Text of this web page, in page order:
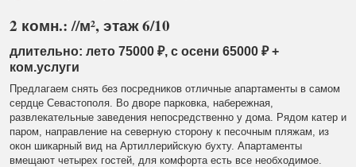
2 комн.: //м², этаж 6/10
длительно: лето 75000 ₽, с осени 65000 ₽ +
ком.услуги
Предлагаем снять без посредников отличные апартаменты в самом
сердце Севастополя. Во дворе парковка, набережная,
развлекательные заведения непосредственно у дома. Рядом катер и
паром, направление на северную сторону к песочным пляжам, из
окон шикарный вид на Артиллерийскую бухту. Апартаменты
вмещают четырех гостей, для комфорта есть все необходимое.